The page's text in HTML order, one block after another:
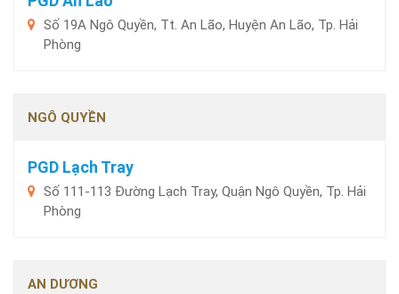
Số 19A Ngô Quyền, Tt. An Lão, Huyện An Lão, Tp. Hải
Phòng
NGÔ QUYỀN
PGD Lạch Tray
Số 111-113 Đường Lạch Tray, Quận Ngô Quyền, Tp. Hải
Phòng
AN DƯƠNG